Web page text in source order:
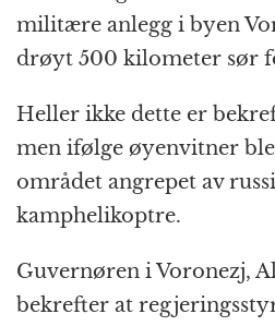
militære anlegg i byen
drøyt 500 kilometer sør
Heller ikke dette er
men ifølge øyenvitner
området angrepet av
kamphelikoptre.
Guvernøren i Voronezj,
bekrefter at